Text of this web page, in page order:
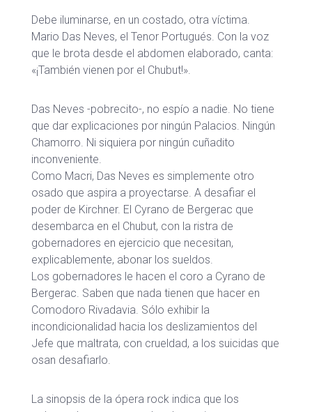
Debe iluminarse, en un costado, otra víctima.
Mario Das Neves, el Tenor Portugués. Con la voz
que le brota desde el abdomen elaborado, canta:
«¡También vienen por el Chubut!».
Das Neves -pobrecito-, no espío a nadie. No tiene
que dar explicaciones por ningún Palacios. Ningún
Chamorro. Ni siquiera por ningún cuñadito
inconveniente.
Como Macri, Das Neves es simplemente otro
osado que aspira a proyectarse. A desafiar el
poder de Kirchner. El Cyrano de Bergerac que
desembarca en el Chubut, con la ristra de
gobernadores en ejercicio que necesitan,
explicablemente, abonar los sueldos.
Los gobernadores le hacen el coro a Cyrano de
Bergerac. Saben que nada tienen que hacer en
Comodoro Rivadavia. Sólo exhibir la
incondicionalidad hacia los deslizamientos del
Jefe que maltrata, con crueldad, a los suicidas que
osan desafiarlo.
La sinopsis de la ópera rock indica que los